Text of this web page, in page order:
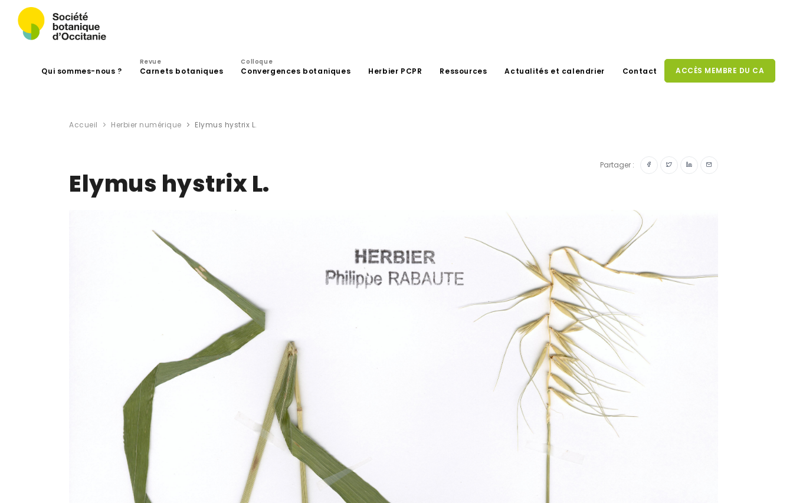
Qui sommes-nous ?
Revue
Carnets botaniques
Colloque
Convergences botaniques Herbier PCPR Ressources Actualités et calendrier Contact ACCÈS MEMBRE DU CA
Accueil Herbier numérique Elymus hystrix L.
Partager :
Elymus hystrix L.